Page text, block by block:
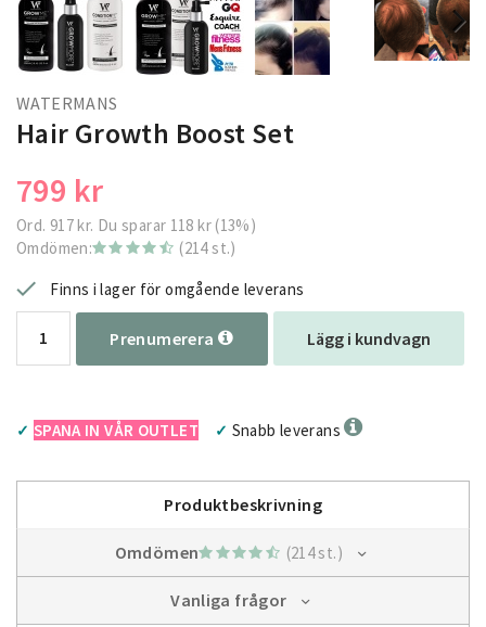
WATERMANS
Hair Growth Boost Set
799 kr
Ord. 917 kr. Du sparar 118 kr(13%)
Omdömen:
(214 st.)
Finns i lager för omgående leverans
Prenumerera Lägg i kundvagn
✓ SPANA IN VÅR OUTLET ✓ Snabb leverans
Produktbeskrivning
Omdömen (214 st.)
Vanliga frågor